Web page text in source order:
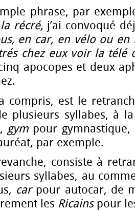
phrase, par
récré, j’ai convoqué
en car, en vélo ou en
chez eux voir la télé
apocopes et deux
compris, est le
plusieurs syllabes, à
gym pour gymnastique,
par exemple.
consiste à
syllabes, au
carpour autocar, de
les Ricainspour